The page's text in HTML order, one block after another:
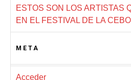
ESTOS SON LOS ARTISTAS
EN EL FESTIVAL DE LA
META
Acceder